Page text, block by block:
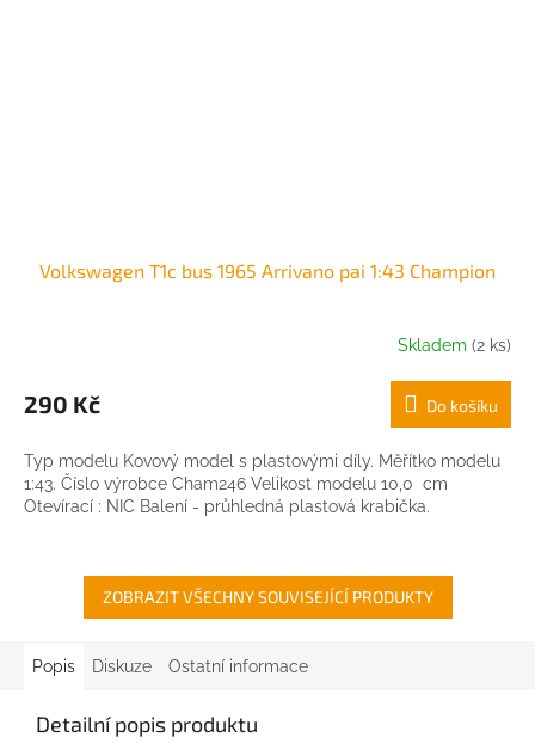
Volkswagen T1c bus 1965 Arrivano pai 1:43 Champion
Skladem (2 ks)
290 Kč Do košíku
Typ modelu Kovový model s plastovými díly. Měřítko modelu
1:43. Číslo výrobce Cham246 Velikost modelu 10,0 cm
Otevírací : NIC Balení - průhledná plastová krabička.
ZOBRAZIT VŠECHNY SOUVISEJÍCÍ PRODUKTY
Popis Diskuze Ostatní informace
Detailní popis produktu